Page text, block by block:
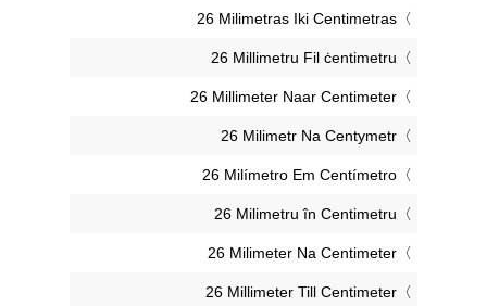
‎26 Milimetras Iki Centimetras
‎26 Millimetru Fil ċentimetru
‎26 Millimeter Naar Centimeter
‎26 Milimetr Na Centymetr
‎26 Milímetro Em Centímetro
‎26 Milimetru în Centimetru
‎26 Milimeter Na Centimeter
‎26 Millimeter Till Centimeter